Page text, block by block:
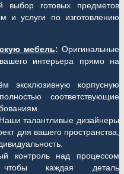
выбор готовых предметов
и услуги по изготовлению
мебель: Оригинальные
интерьера прямо на
эксклюзивную корпусную
соответствующие
Наши талантливые дизайнеры
для вашего пространства,
контроль над процессом
чтобы каждая деталь